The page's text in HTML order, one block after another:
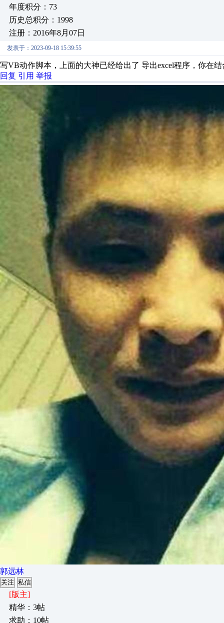
年度积分：73
历史总积分：1998
注册：2016年8月07日
发表于：2023-09-18 15:39:55
写VB动作脚本，上面的大神已经给出了 导出excel程序，你在
回复 引用 举报
郭远林
关注 私信
[版主]
精华：3帖
求助：10帖